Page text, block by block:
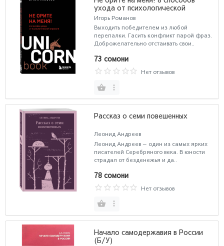
ухода от психологической
агрессии
Игорь Романов
Выходить победителем из любой
перепалки. Гасить конфликт парой фраз.
Доброжелательно отстаивать свои..
73 сомони
Нет отзывов
Рассказ о семи повешенных
Леонид Андреев
Леонид Андреев — один из самых ярких
писателей Серебряного века. В юности
страдал от безденежья и да..
78 сомони
Нет отзывов
Начало самодержавия в России
(Б/У)